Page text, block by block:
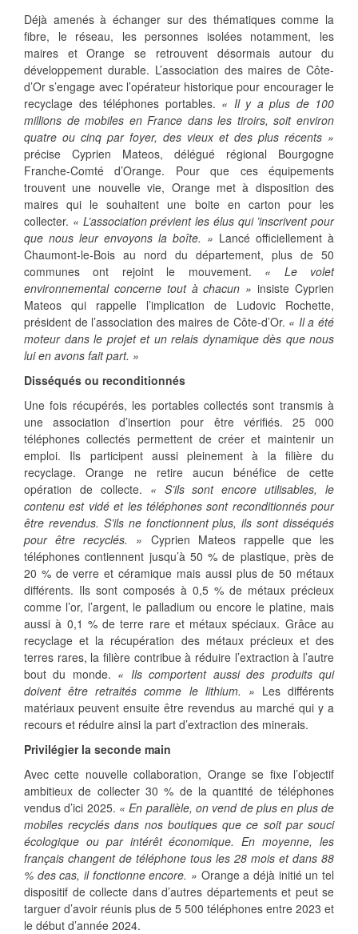
Déjà amenés à échanger sur des thématiques comme la
fibre, le réseau, les personnes isolées notamment, les
maires et Orange se retrouvent désormais autour du
développement durable. L’association des maires de Côte-
d’Or s’engage avec l’opérateur historique pour encourager le
recyclage des téléphones portables. « Il y a plus de 100
millions de mobiles en France dans les tiroirs, soit environ
quatre ou cinq par foyer, des vieux et des plus récents »
précise Cyprien Mateos, délégué régional Bourgogne
Franche-Comté d’Orange. Pour que ces équipements
trouvent une nouvelle vie, Orange met à disposition des
maires qui le souhaitent une boite en carton pour les
collecter. « L’association prévient les élus qui ’inscrivent pour
que nous leur envoyons la boîte. » Lancé officiellement à
Chaumont-le-Bois au nord du département, plus de 50
communes ont rejoint le mouvement. « Le volet
environnemental concerne tout à chacun » insiste Cyprien
Mateos qui rappelle l’implication de Ludovic Rochette,
président de l’association des maires de Côte-d’Or. « Il a été
moteur dans le projet et un relais dynamique dès que nous
lui en avons fait part. »
Disséqués ou reconditionnés
Une fois récupérés, les portables collectés sont transmis à
une association d’insertion pour être vérifiés. 25 000
téléphones collectés permettent de créer et maintenir un
emploi. Ils participent aussi pleinement à la filière du
recyclage. Orange ne retire aucun bénéfice de cette
opération de collecte. « S’ils sont encore utilisables, le
contenu est vidé et les téléphones sont reconditionnés pour
être revendus. S’ils ne fonctionnent plus, ils sont disséqués
pour être recyclés. » Cyprien Mateos rappelle que les
téléphones contiennent jusqu’à 50 % de plastique, près de
20 % de verre et céramique mais aussi plus de 50 métaux
différents. Ils sont composés à 0,5 % de métaux précieux
comme l’or, l’argent, le palladium ou encore le platine, mais
aussi à 0,1 % de terre rare et métaux spéciaux. Grâce au
recyclage et la récupération des métaux précieux et des
terres rares, la filière contribue à réduire l’extraction à l’autre
bout du monde. « Ils comportent aussi des produits qui
doivent être retraités comme le lithium. » Les différents
matériaux peuvent ensuite être revendus au marché qui y a
recours et réduire ainsi la part d’extraction des minerais.
Privilégier la seconde main
Avec cette nouvelle collaboration, Orange se fixe l’objectif
ambitieux de collecter 30 % de la quantité de téléphones
vendus d’ici 2025. « En parallèle, on vend de plus en plus de
mobiles recyclés dans nos boutiques que ce soit par souci
écologique ou par intérêt économique. En moyenne, les
français changent de téléphone tous les 28 mois et dans 88
% des cas, il fonctionne encore. » Orange a déjà initié un tel
dispositif de collecte dans d’autres départements et peut se
targuer d’avoir réunis plus de 5 500 téléphones entre 2023 et
le début d’année 2024.